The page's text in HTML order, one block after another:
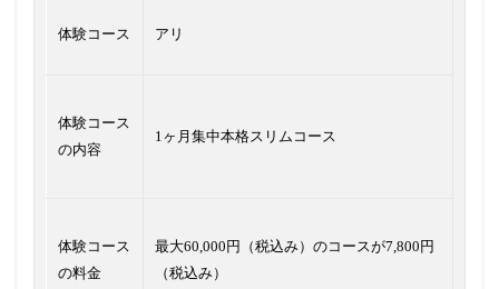
体験コース アリ
体験コース
の内容
1ヶ月集中本格スリムコース
体験コース
の料金
最大60,000円（税込み）のコースが7,800円
（税込み）